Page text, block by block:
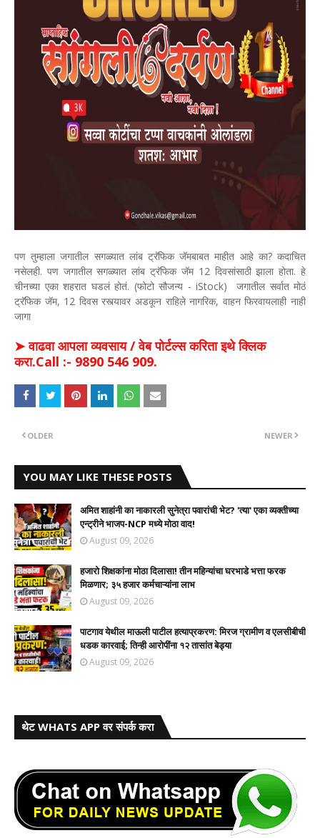
पण तुम्हाला जगातील सगळ्यात लांब ट्रॅफिक जॅमबाबत माहीत आहे का? कदाचित
नसेलही. पण जगातील सगळ्यात लांब ट्रॅफिक जॅम 12 दिवसांसाठी झाला होता. हे
चीनच्या एका शहरात घडलं होतं. (फोटो सौजन्य - iStock) जगातील सर्वात मोठं
ट्रॅफिक जॅम, 12 दिवस रस्त्यावर अडकून राहिले नागरिक, वाहन फिरवायलाही नाही
जागा
➤ वाढवा आपला व्यवसाय / वेब पोर्टल्स करिता इथे क्लिक
करा.Call :- 9890 546 909.
NEWER
OLDER
YOU MAY LIKE THESE POSTS
अमित शाहांनी का नाकारली सुनेत्रा पवारांची भेट? 'त्या' एका व्यक्तीच्या
एन्ट्रीने भाजप-NCP मध्ये मोठा वाद!
August 09, 2026
हजारो शिक्षकांना मोठा दिलासा! तीन महिन्यांचा घरभाडे भत्ता फरक
मिळणार; ३५ हजार कर्मचाऱ्यांना लाभ
August 09, 2026
पाटगाव येथील माऊली पाटील हत्याप्रकरण: मिरज ग्रामीण व एलसीबीची
धडक कारवाई; तिन्ही आरोपींना १२ तासांत बेड्या
August 09, 2026
थेट WHATS APP वर संपर्क करा